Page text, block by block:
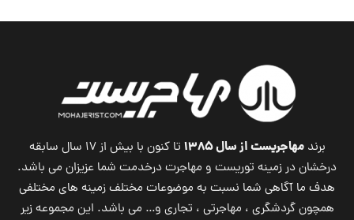
برندمهاجریست از سال ۱۳۸۵
تا کنون با بیش از ۱۷ سال سابقه
درخشان در زمینه توریست و مهاجرت درخدمت شما عزیزان می باشد.
هدف ما آگاهی شما نسبت به موضوعات مختلف زمینه های مختلفی
همچون گردشگری ، مهاجرتی ، تجاری و… می باشد. این مجموعه زیر